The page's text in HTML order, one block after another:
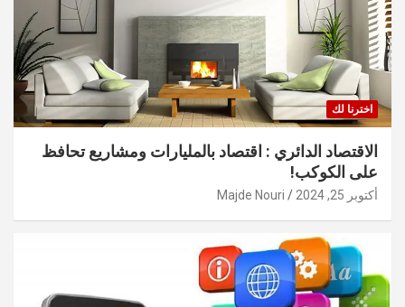
اخترنا لك
الاقتصاد الدائري : اقتصاد بالمليارات ومشاريع تحافظ
على الكوكب!
أكتوبر 25, 2024 Majde Nouri